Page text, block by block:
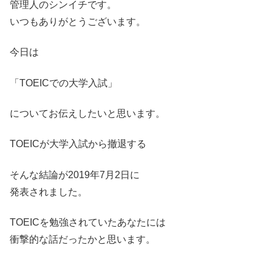
管理人のシンイチです。
いつもありがとうございます。
今日は
「TOEICでの大学入試」
についてお伝えしたいと思います。
TOEICが大学入試から撤退する
そんな結論が2019年7月2日に
発表されました。
TOEICを勉強されていたあなたには
衝撃的な話だったかと思います。